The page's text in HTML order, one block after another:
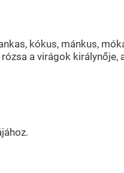
kókus, mánkus,
a virágok királynője,